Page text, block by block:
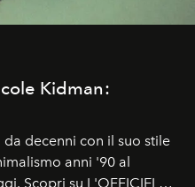
Kidman:
decenni con il suo stile
anni '90 al
Scopri su L'OFFICIEL